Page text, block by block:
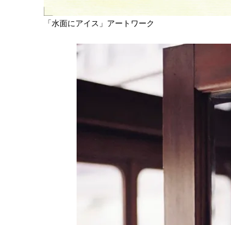
「水面にアイス」アートワーク